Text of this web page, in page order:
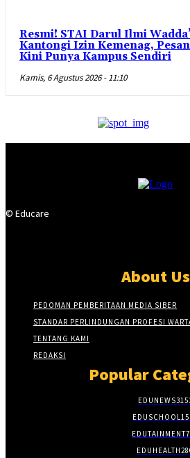
Resmi! STAI Darul Ilmi
Kantongi Izin Kemenag,
Kini Punya Kampus Sendiri
Kamis, 6 Agustus 2026 - 11:10
© Educare
About Us
PEDOMAN PEMBERITAAN MEDIA SIBER
STANDAR PERLINDUNGAN PROFESI
TENTANG KAMI
REDAKSI
Popular
EDUNEWS
EDUSCHOOL
EDUTAINMENT
EDUHEALTH